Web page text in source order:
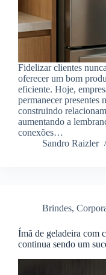
Fidelizar clientes
oferecer um bom
eficiente. Hoje,
permanecer presentes
construindo
aumentando a
conexões…
Sandro Raizler
Brindes,
Ímã de geladeira com
continua sendo um